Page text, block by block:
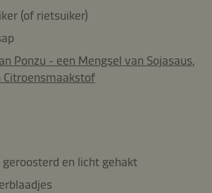
(of rietsuiker)
Ponzu - een Mengsel van Sojasaus,
Citroensmaakstof
geroosterd en licht gehakt